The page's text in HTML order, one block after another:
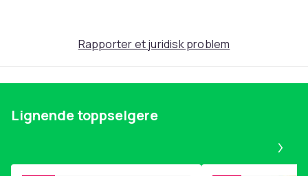
Rapporter et juridisk problem
Lignende toppselgere